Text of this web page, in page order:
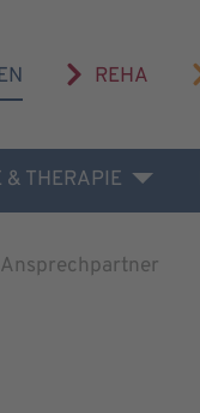
REHA
& THERAPIE
Ansprechpartner